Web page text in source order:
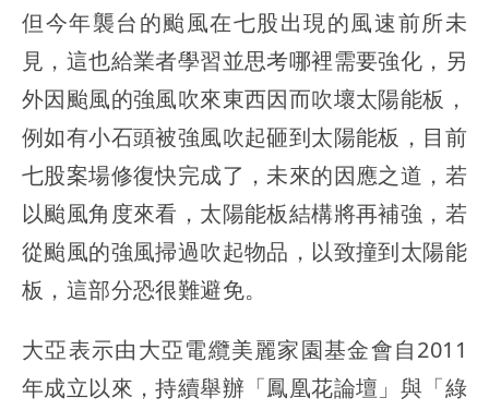
但今年襲台的颱風在七股出現的風速前所未
見，這也給業者學習並思考哪裡需要強化，另
外因颱風的強風吹來東西因而吹壞太陽能板，
例如有小石頭被強風吹起砸到太陽能板，目前
七股案場修復快完成了，未來的因應之道，若
以颱風角度來看，太陽能板結構將再補強，若
從颱風的強風掃過吹起物品，以致撞到太陽能
板，這部分恐很難避免。
大亞表示由大亞電纜美麗家園基金會自2011
年成立以來，持續舉辦「鳳凰花論壇」與「綠